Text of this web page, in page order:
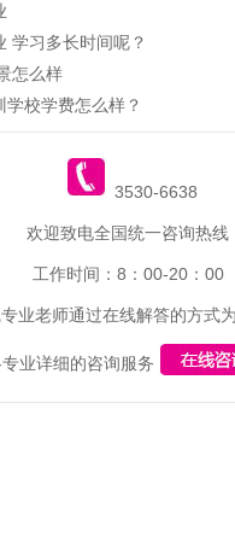
学习多长时间呢？
怎么样
学校学费怎么样？
3530-6638
欢迎致电全国统一咨询热线
工作时间：8：00-20：00
业老师通过在线解答的方式
业详细的咨询服务